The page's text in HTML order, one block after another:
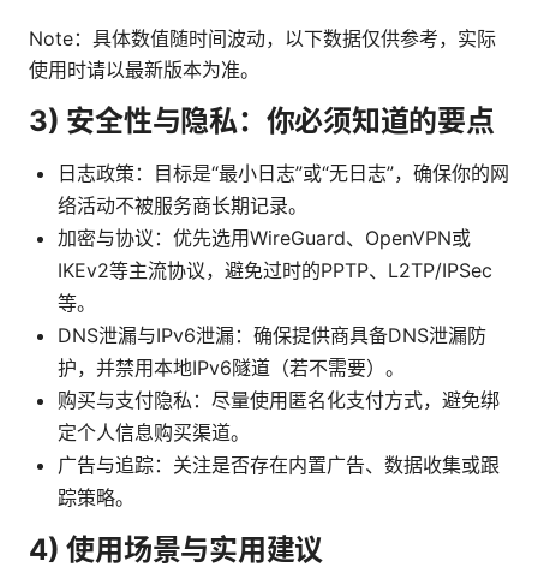
Note：具体数值随时间波动，以下数据仅供参考，实际
使用时请以最新版本为准。
3) 安全性与隐私：你必须知道的要点
日志政策：目标是“最小日志”或“无日志”，确保你的网
络活动不被服务商长期记录。
加密与协议：优先选用WireGuard、OpenVPN或
IKEv2等主流协议，避免过时的PPTP、L2TP/IPSec
等。
DNS泄漏与IPv6泄漏：确保提供商具备DNS泄漏防
护，并禁用本地IPv6隧道（若不需要）。
购买与支付隐私：尽量使用匿名化支付方式，避免绑
定个人信息购买渠道。
广告与追踪：关注是否存在内置广告、数据收集或跟
踪策略。
4) 使用场景与实用建议